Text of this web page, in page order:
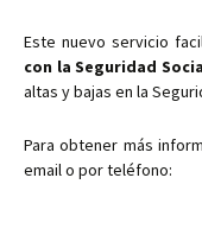
Este nuevo servicio
con la Seguridad
altas y bajas en la
Para obtener más
email o por teléfono: